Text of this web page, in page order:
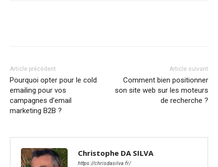
Article précédent
Pourquoi opter pour le cold
emailing pour vos
campagnes d’email
marketing B2B ?
Article suivant
Comment bien positionner
son site web sur les moteurs
de recherche ?
Christophe DA SILVA
https://chrisdasilva.fr/